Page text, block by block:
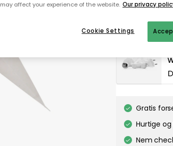
Til startsiden
may affect your experience of the website. Our privacy
Cookie Settings